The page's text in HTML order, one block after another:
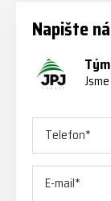
Napište